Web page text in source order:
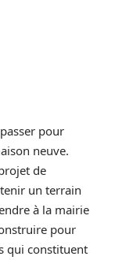
pour
neuve.
de
un terrain
à la mairie
pour
qui constituent